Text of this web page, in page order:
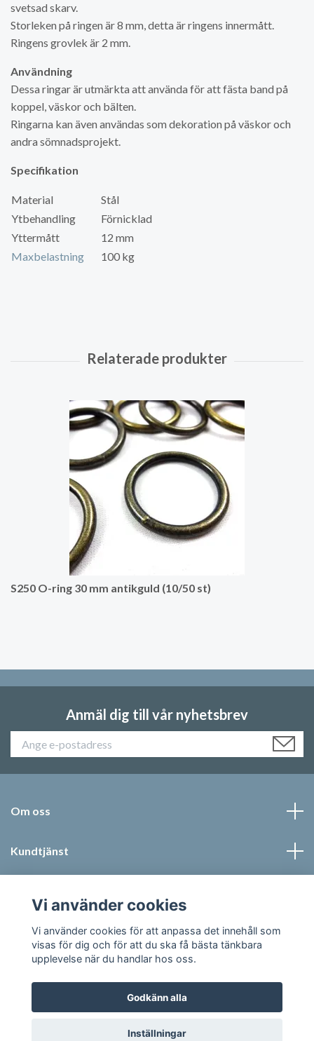
svetsad skarv.
Storleken på ringen är 8 mm, detta är ringens innermått.
Ringens grovlek är 2 mm.
Användning
Dessa ringar är utmärkta att använda för att fästa band på
koppel, väskor och bälten.
Ringarna kan även användas som dekoration på väskor och
andra sömnadsprojekt.
Specifikation
Material
Stål
Ytbehandling
Förnicklad
Yttermått
12 mm
Maxbelastning
100 kg
S250 O-ring 30 mm antikguld (10/50 st)
Anmäl dig till vår nyhetsbrev
Om oss
Kundtjänst
Sociala medier
© 2026 Jonic Textil AB
Vi använder cookies
Vi använder cookies för att anpassa det innehåll som
visas för dig och för att du ska få bästa tänkbara
upplevelse när du handlar hos oss.
Godkänn alla
Inställningar